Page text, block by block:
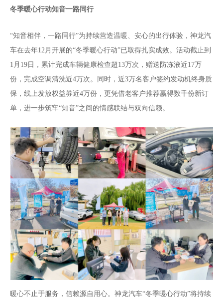
冬季暖心行动知音一路同行
“知音相伴，一路同行”为持续营造温暖、安心的出行体验，神龙汽
车在去年12月开展的“冬季暖心行动”已取得扎实成效。活动截止到
1月19日，累计完成车辆健康检查超13万次，赠送防冻液近17万
份，完成空调清洗近4万次。同时，近3万名客户签约发动机终身质
保，线上发放权益券近4万份，更凭借老客户推荐赢得数千份新订
单，进一步筑牢“知音”之间的情感联结与双向信赖。
暖心不止于服务，信赖源自用心。神龙汽车“冬季暖心行动”将持续